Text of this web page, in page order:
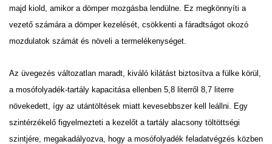
majd kiold, amikor a dömper mozgásba lendülne. Ez megkönnyíti a
vezető számára a dömper kezelését, csökkenti a fáradtságot okozó
mozdulatok számát és növeli a termelékenységet.
Az üvegezés változatlan maradt, kiváló kilátást biztosítva a fülke körül,
a mosófolyadék-tartály kapacitása ellenben 5,8 literről 8,7 literre
növekedett, így az utántöltések miatt kevesebbszer kell leállni. Egy
szintérzékelő figyelmezteti a kezelőt a tartály alacsony töltöttségi
szintjére, megakadályozva, hogy a mosófolyadék feladatvégzés közben